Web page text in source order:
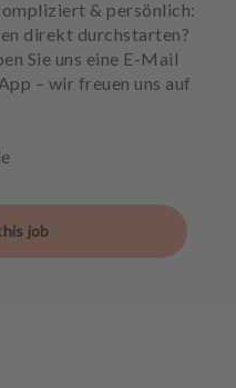
& persönlich:
direkt durchstarten?
Sie uns eine E-Mail
– wir freuen uns auf
job